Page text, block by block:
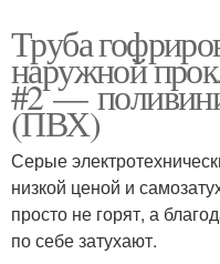
Труба
наружной
#2 —
(ПВХ)
Серые
низкой ценой и
просто не горят, а
по себе затухают.